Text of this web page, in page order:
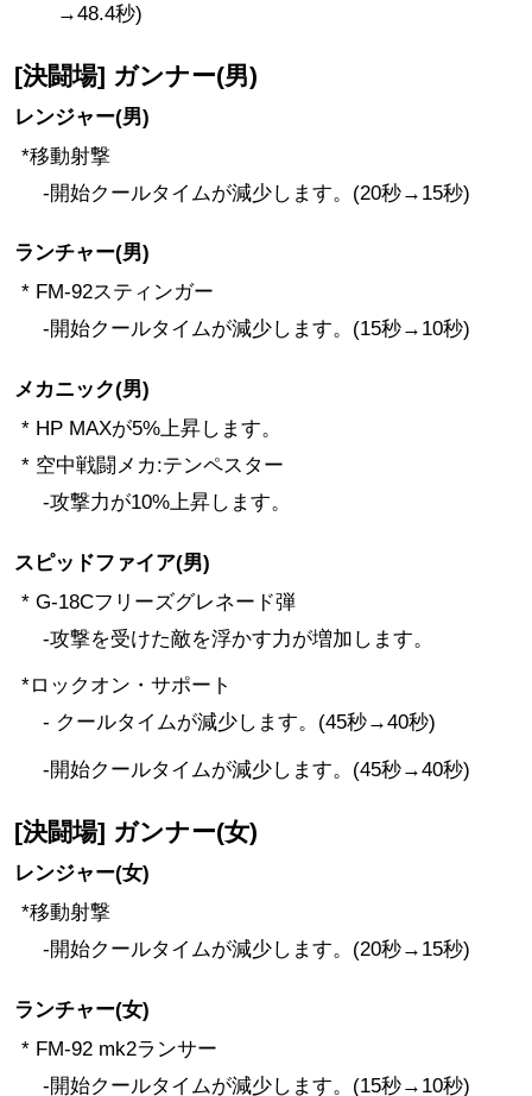
→48.4秒)
[決闘場] ガンナー(男)
レンジャー(男)
*移動射撃
-開始クールタイムが減少します。(20秒→15秒)
ランチャー(男)
* FM-92スティンガー
-開始クールタイムが減少します。(15秒→10秒)
メカニック(男)
* HP MAXが5%上昇します。
* 空中戦闘メカ:テンペスター
-攻撃力が10%上昇します。
スピッドファイア(男)
* G-18Cフリーズグレネード弾
-攻撃を受けた敵を浮かす力が増加します。
*ロックオン・サポート
- クールタイムが減少します。(45秒→40秒)
-開始クールタイムが減少します。(45秒→40秒)
[決闘場] ガンナー(女)
レンジャー(女)
*移動射撃
-開始クールタイムが減少します。(20秒→15秒)
ランチャー(女)
* FM-92 mk2ランサー
-開始クールタイムが減少します。(15秒→10秒)